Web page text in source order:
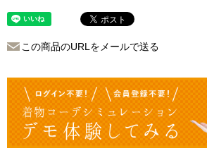
この商品のURLをメールで送る